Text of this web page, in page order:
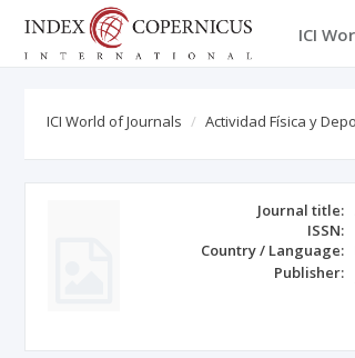
ICI
ICI World of Journals Actividad Física y
Journal title:
ISSN:
Country / Language:
Publisher: